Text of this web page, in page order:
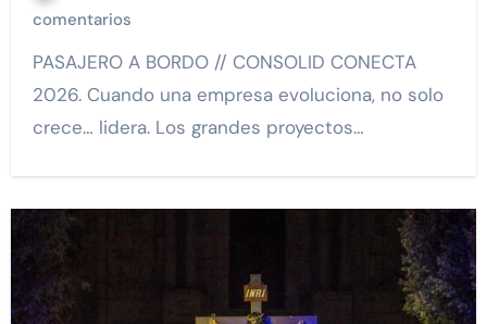
comentarios
PASAJERO A BORDO // CONSOLID CONECTA
2026. Cuando una empresa evoluciona, no solo
crece… lidera. Los grandes proyectos…